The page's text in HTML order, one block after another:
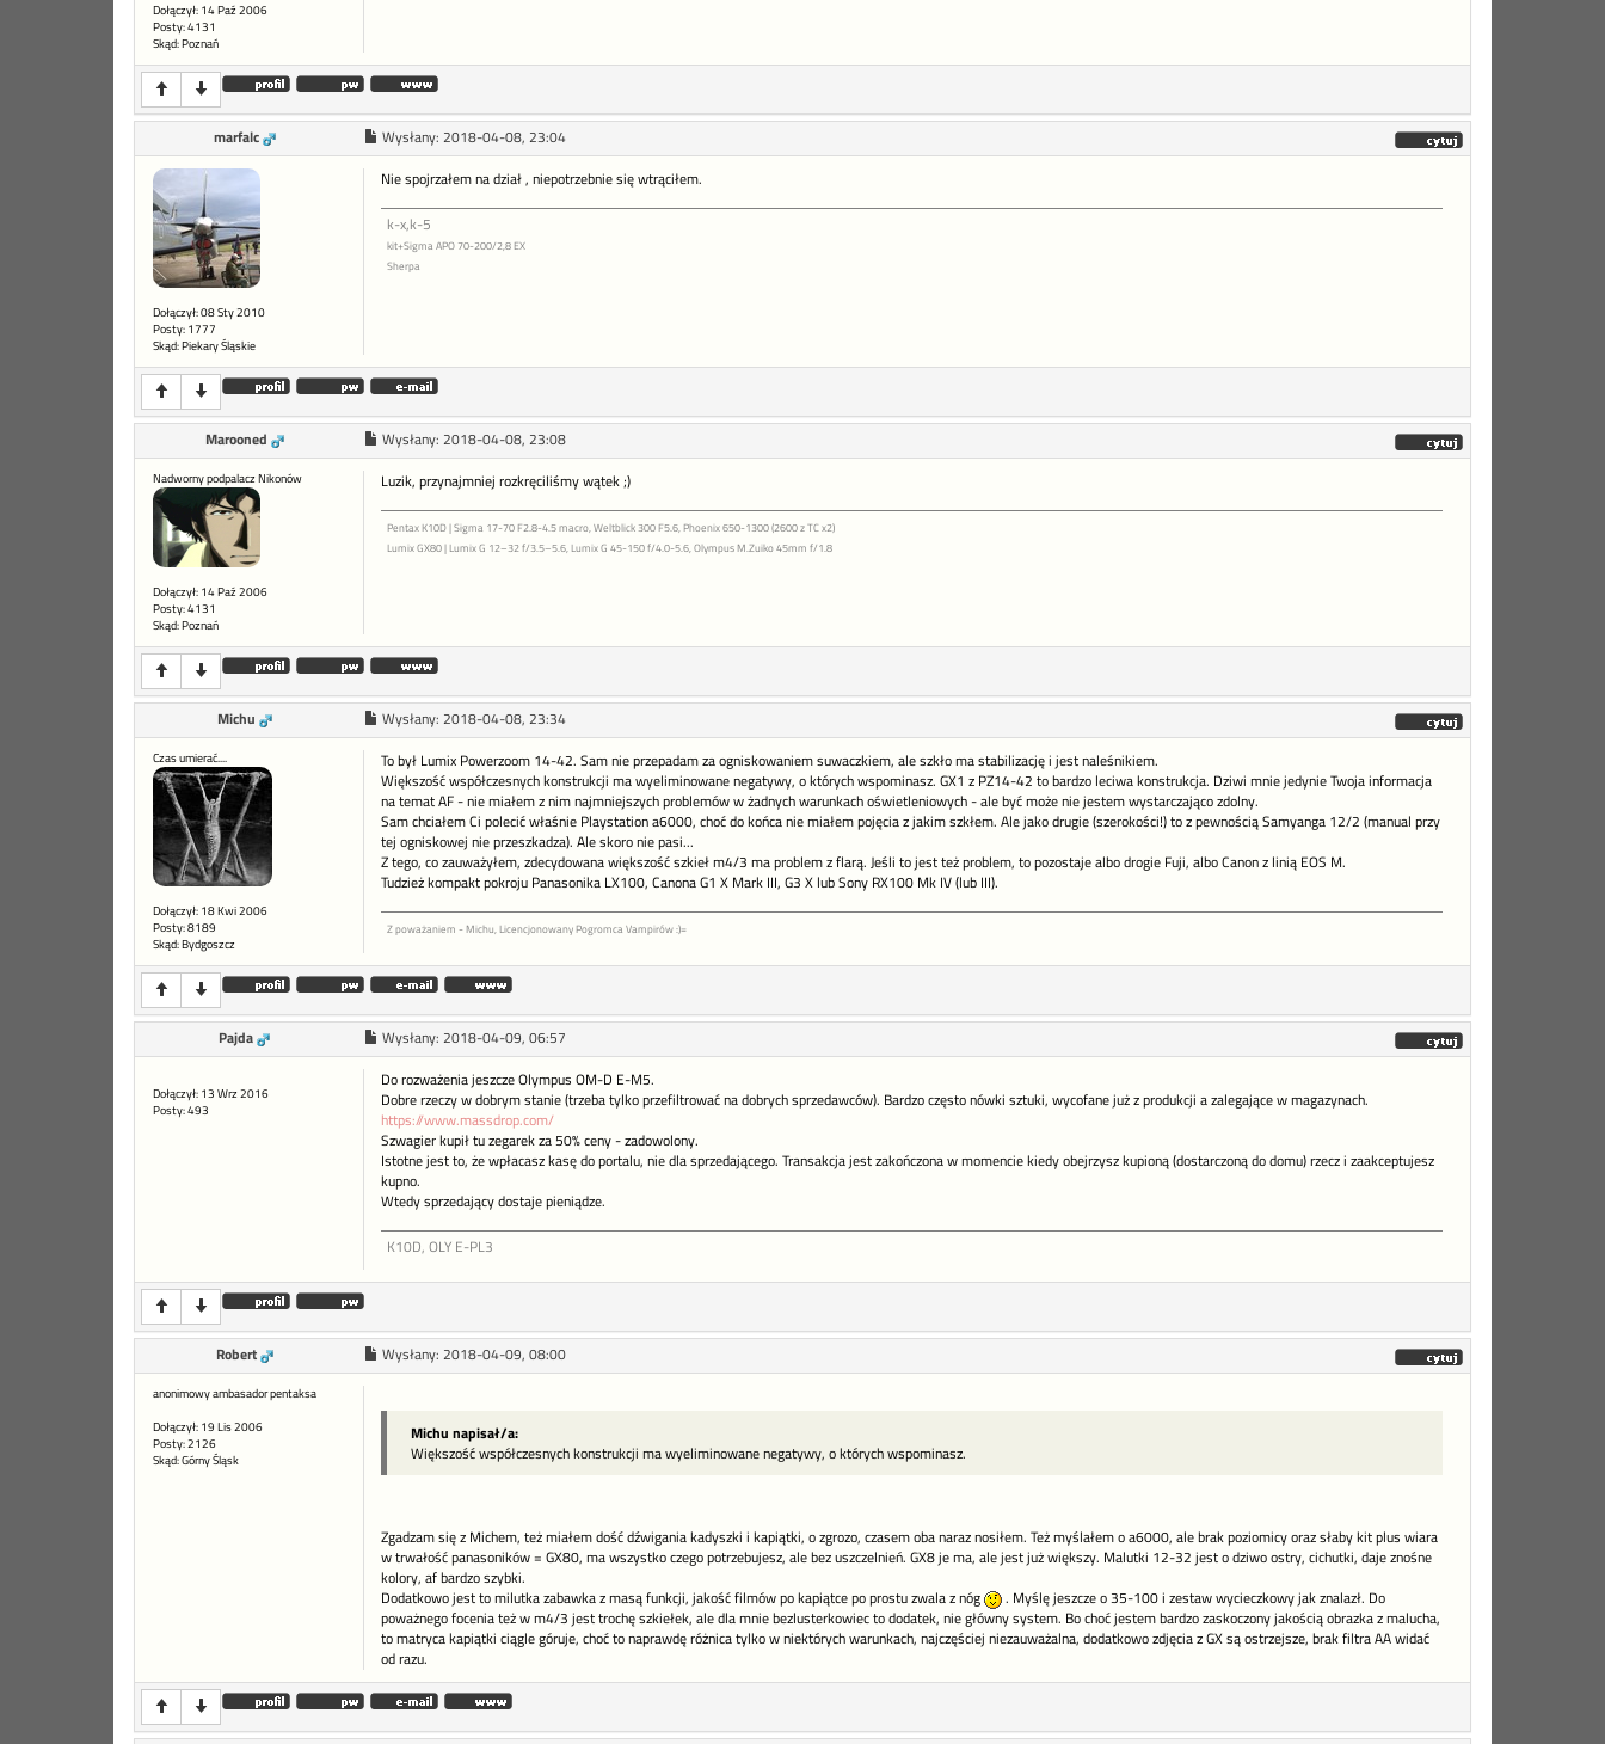
Dołączył: 14 Paź 2006
Posty: 4131
Skąd: Poznań
marfalc Wysłany: 2018-04-08, 23:04
Dołączył: 08 Sty 2010
Posty: 1777
Skąd: Piekary Śląskie
Nie spojrzałem na dział , niepotrzebnie się wtrąciłem.
k-x,k-5
kit+Sigma APO 70-200/2,8 EX
Sherpa
Marooned Wysłany: 2018-04-08, 23:08
Nadworny podpalacz Nikonów
Dołączył: 14 Paź 2006
Posty: 4131
Skąd: Poznań
Luzik, przynajmniej rozkręciliśmy wątek ;)
Pentax K10D | Sigma 17-70 F2.8-4.5 macro, Weltblick 300 F5.6, Phoenix 650-1300 (2600 z TC x2)
Lumix GX80 | Lumix G 12–32 f/3.5–5.6, Lumix G 45-150 f/4.0-5.6, Olympus M.Zuiko 45mm f/1.8
Michu Wysłany: 2018-04-08, 23:34
Czas umierać....
Dołączył: 18 Kwi 2006
Posty: 8189
Skąd: Bydgoszcz
To był Lumix Powerzoom 14-42. Sam nie przepadam za ogniskowaniem suwaczkiem, ale szkło ma stabilizację i jest naleśnikiem.
Większość współczesnych konstrukcji ma wyeliminowane negatywy, o których wspominasz. GX1 z PZ14-42 to bardzo leciwa konstrukcja. Dziwi mnie jedynie Twoja informacja
na temat AF - nie miałem z nim najmniejszych problemów w żadnych warunkach oświetleniowych - ale być może nie jestem wystarczająco zdolny.
Sam chciałem Ci polecić właśnie Playstation a6000, choć do końca nie miałem pojęcia z jakim szkłem. Ale jako drugie (szerokości!) to z pewnością Samyanga 12/2 (manual przy
tej ogniskowej nie przeszkadza). Ale skoro nie pasi...
Z tego, co zauważyłem, zdecydowana większość szkieł m4/3 ma problem z flarą. Jeśli to jest też problem, to pozostaje albo drogie Fuji, albo Canon z linią EOS M.
Tudzież kompakt pokroju Panasonika LX100, Canona G1 X Mark III, G3 X lub Sony RX100 Mk IV (lub III).
Z poważaniem - Michu, Licencjonowany Pogromca Vampirów :)=
Pajda Wysłany: 2018-04-09, 06:57
Dołączył: 13 Wrz 2016
Posty: 493
Do rozważenia jeszcze Olympus OM-D E-M5.
Dobre rzeczy w dobrym stanie (trzeba tylko przefiltrować na dobrych sprzedawców). Bardzo często nówki sztuki, wycofane już z produkcji a zalegające w magazynach.
https://www.massdrop.com/
Szwagier kupił tu zegarek za 50% ceny - zadowolony.
Istotne jest to, że wpłacasz kasę do portalu, nie dla sprzedającego. Transakcja jest zakończona w momencie kiedy obejrzysz kupioną (dostarczoną do domu) rzecz i zaakceptujesz
kupno.
Wtedy sprzedający dostaje pieniądze.
K10D, OLY E-PL3
Robert Wysłany: 2018-04-09, 08:00
anonimowy ambasador pentaksa
Dołączył: 19 Lis 2006
Posty: 2126
Skąd: Górny Śląsk
Michu napisał/a:
Większość współczesnych konstrukcji ma wyeliminowane negatywy, o których wspominasz.
Zgadzam się z Michem, też miałem dość dźwigania kadyszki i kapiątki, o zgrozo, czasem oba naraz nosiłem. Też myślałem o a6000, ale brak poziomicy oraz słaby kit plus wiara
w trwałość panasoników = GX80, ma wszystko czego potrzebujesz, ale bez uszczelnień. GX8 je ma, ale jest już większy. Malutki 12-32 jest o dziwo ostry, cichutki, daje znośne
kolory, af bardzo szybki.
Dodatkowo jest to milutka zabawka z masą funkcji, jakość filmów po kapiątce po prostu zwala z nóg
. Myślę jeszcze o 35-100 i zestaw wycieczkowy jak znalazł. Do
poważnego focenia też w m4/3 jest trochę szkiełek, ale dla mnie bezlusterkowiec to dodatek, nie główny system. Bo choć jestem bardzo zaskoczony jakością obrazka z malucha,
to matryca kapiątki ciągle góruje, choć to naprawdę różnica tylko w niektórych warunkach, najczęściej niezauważalna, dodatkowo zdjęcia z GX są ostrzejsze, brak filtra AA widać
od razu.